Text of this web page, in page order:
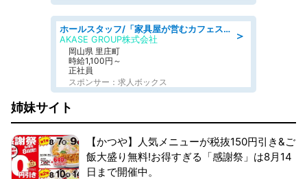
＞
ホールスタッフ/「家具屋が営むカフェスタッフ!」週2日～OK!嬉しいまかない付き/岡山県/浅口郡里庄町
AKASE GROUP株式会社
岡山県 里庄町
時給1,100円～
正社員
スポンサー：求人ボックス
姉妹サイト
【かつや】人気メニューが税抜150円引き&ご
飯大盛り無料!お得すぎる「感謝祭」は8月14
日まで開催中。